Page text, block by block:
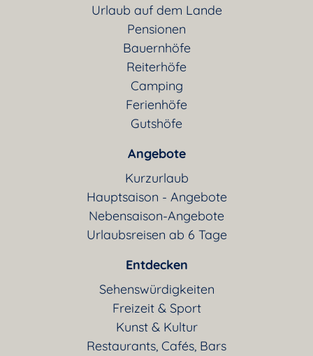
Urlaub auf dem Lande
Pensionen
Bauernhöfe
Reiterhöfe
Camping
Ferienhöfe
Gutshöfe
Angebote
Kurzurlaub
Hauptsaison - Angebote
Nebensaison-Angebote
Urlaubsreisen ab 6 Tage
Entdecken
Sehenswürdigkeiten
Freizeit & Sport
Kunst & Kultur
Restaurants, Cafés, Bars